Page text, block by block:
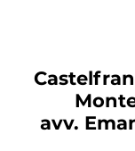
avv.